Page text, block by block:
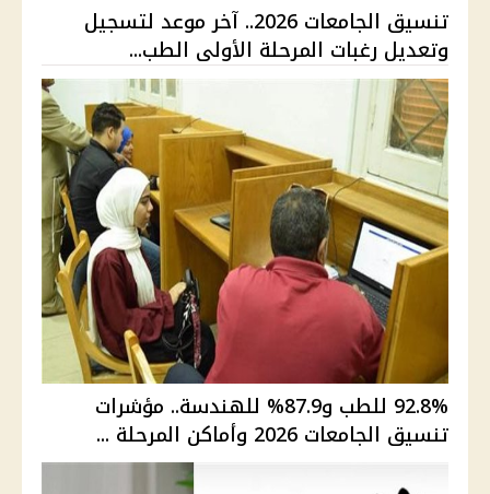
تنسيق الجامعات 2026.. آخر موعد لتسجيل
وتعديل رغبات المرحلة الأولى الطب...
92.8% للطب و87.9% للهندسة.. مؤشرات
تنسيق الجامعات 2026 وأماكن المرحلة ...